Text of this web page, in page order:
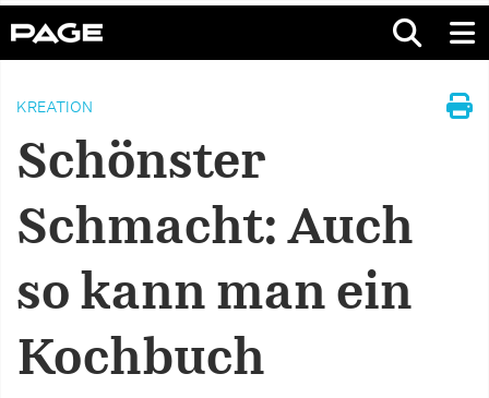
KREATION
Schönster
Schmacht: Auch
so kann man ein
Kochbuch